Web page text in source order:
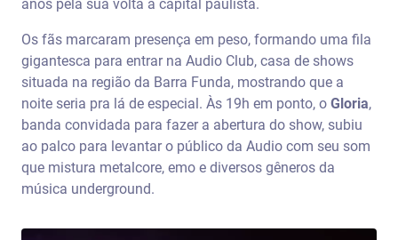
anos pela sua volta à capital paulista.
Os fãs marcaram presença em peso, formando uma fila
gigantesca para entrar na Audio Club, casa de shows
situada na região da Barra Funda, mostrando que a
noite seria pra lá de especial. Às 19h em ponto, o Gloria,
banda convidada para fazer a abertura do show, subiu
ao palco para levantar o público da Audio com seu som
que mistura metalcore, emo e diversos gêneros da
música underground.